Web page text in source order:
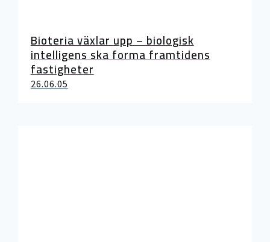
Bioteria växlar upp – biologisk
intelligens ska forma framtidens
fastigheter
26.06.05